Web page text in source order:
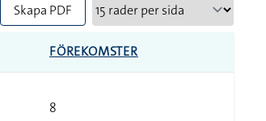
Skapa PDF
FÖREKOMSTER
8